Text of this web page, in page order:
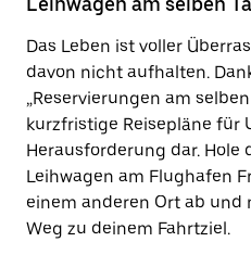
zu
Das Leben ist voller
davon nicht aufhalten.
„Reservierungen am
kurzfristige Reisepläne für
Herausforderung dar. Hole
Leihwagen am Flughafen
einem anderen Ort ab
Weg zu deinem Fahrtziel.